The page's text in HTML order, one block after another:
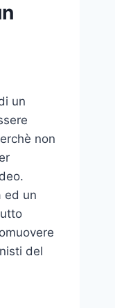
un
non
ed un
del